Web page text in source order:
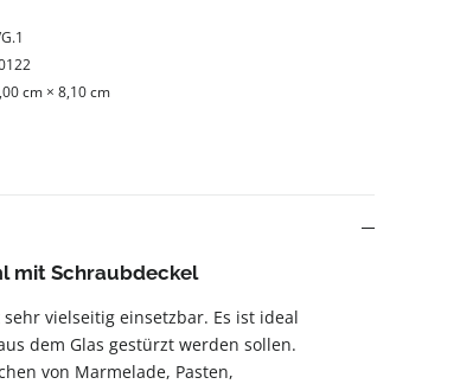
cm × 8,10 cm
mit Schraubdeckel
vielseitig einsetzbar. Es ist ideal
dem Glas gestürzt werden sollen.
von Marmelade, Pasten,